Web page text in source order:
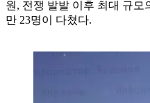
원, 전쟁 발발 이후 최대 규모
만 23명이 다쳤다.